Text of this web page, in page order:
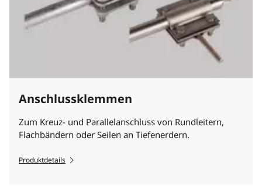
Anschlussklemmen
Zum Kreuz- und Parallelanschluss von Rundleitern,
Flachbändern oder Seilen an Tiefenerdern.
Produktdetails